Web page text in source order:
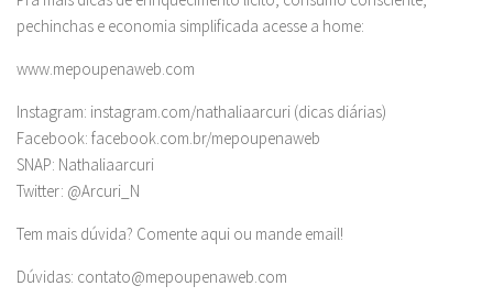
pechinchas e economia simplificada acesse a home:
www.mepoupenaweb.com
Instagram: instagram.com/nathaliaarcuri (dicas diárias)
Facebook: facebook.com.br/mepoupenaweb
SNAP: Nathaliaarcuri
Twitter: @Arcuri_N
Tem mais dúvida? Comente aqui ou mande email!
Dúvidas: contato@mepoupenaweb.com